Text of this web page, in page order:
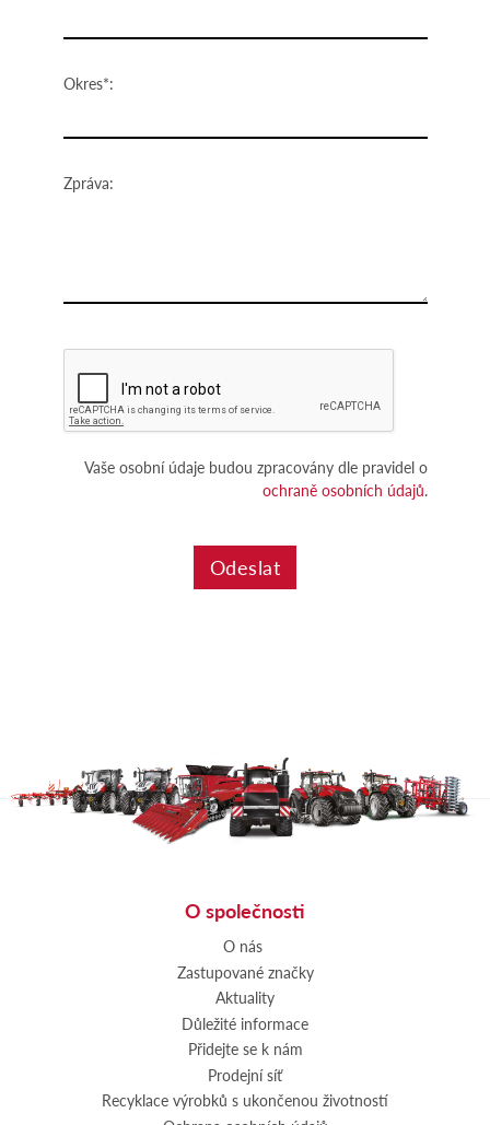
Okres*:
Zpráva:
Vaše osobní údaje budou zpracovány dle pravidel o
ochraně osobních údajů.
O společnosti
O nás
Zastupované značky
Aktuality
Důležité informace
Přidejte se k nám
Prodejní síť
Recyklace výrobků s ukončenou životností